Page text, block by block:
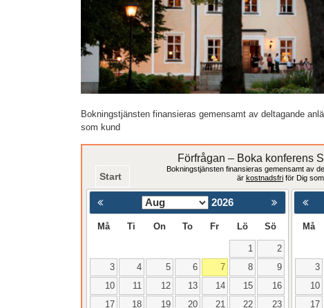
Bokningstjänsten finansieras gemensamt av deltagande
som kund
Förfrågan – Boka konferens
Start
Bokningstjänsten finansieras gemensamt av
är kostnadsfriför Dig
2026
Må Ti On To Fr Lö Sö
1
2
3
4 5 6 7 8
9
10
11 12 13 14 15
16
17
18 19 20 21 22 23
< Föregående
Må
3
10
17